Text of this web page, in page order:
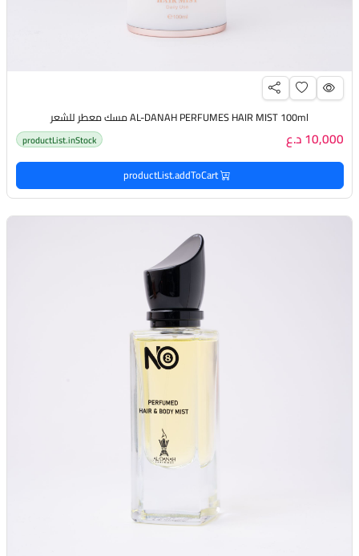
AL-DANAH PERFUMES HAIR MIST 100ml مسك معطر للشعر
10,000 د.ع productList.inStock
productList.addToCart